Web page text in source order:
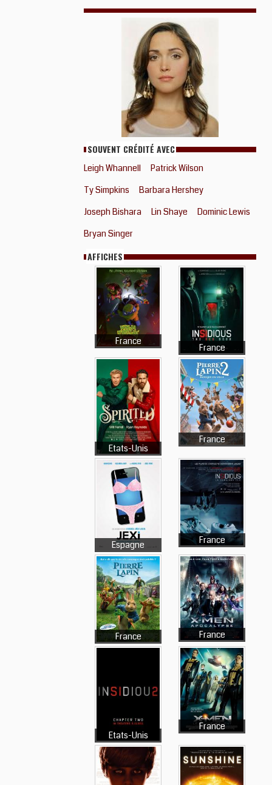
SOUVENT CRÉDITÉ AVEC
Leigh Whannell
Patrick Wilson
Ty Simpkins
Barbara Hershey
Joseph Bishara
Lin Shaye
Dominic Lewis
Bryan Singer
AFFICHES
France
France
Etats-Unis
France
Espagne France
France France
Etats-Unis
France